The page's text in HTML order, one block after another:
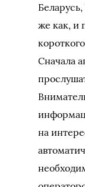
же как, и
Сначала
на